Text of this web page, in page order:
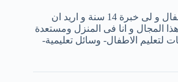
انا معلمة رياض اطفال و لى خبرة 14 سنة و اريد ان
المجال و انا فى المنزل ومستعدة
لتعليم الاطفال- وسائل تعليمية-